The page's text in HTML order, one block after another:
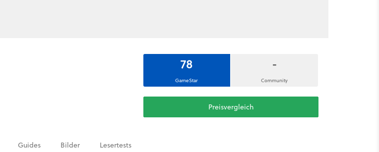
78
GameStar
-
Community
Preisvergleich
Guides Bilder Lesertests